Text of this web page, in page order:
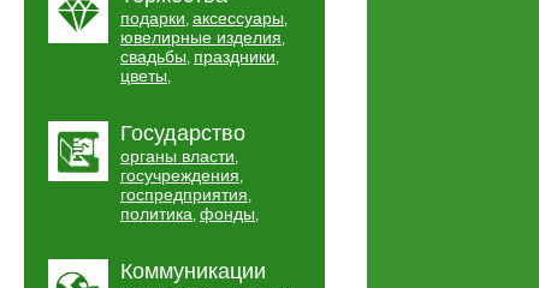
подарки, аксессуары,
ювелирные изделия,
свадьбы, праздники,
цветы,
Государство
органы власти,
госучреждения,
госпредприятия,
политика, фонды,
Коммуникации